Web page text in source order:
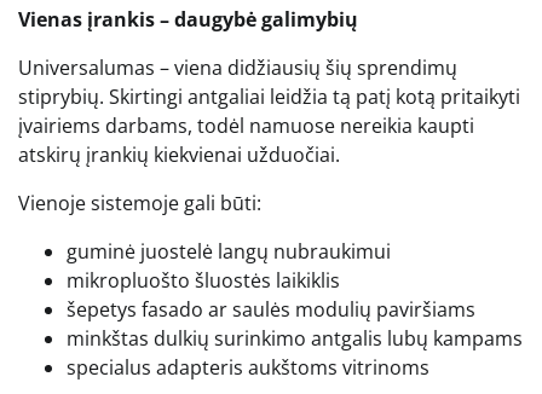
Vienas įrankis – daugybė galimybių
Universalumas – viena didžiausių šių sprendimų
stiprybių. Skirtingi antgaliai leidžia tą patį kotą pritaikyti
įvairiems darbams, todėl namuose nereikia kaupti
atskirų įrankių kiekvienai užduočiai.
Vienoje sistemoje gali būti:
guminė juostelė langų nubraukimui
mikropluošto šluostės laikiklis
šepetys fasado ar saulės modulių paviršiams
minkštas dulkių surinkimo antgalis lubų kampams
specialus adapteris aukštoms vitrinoms